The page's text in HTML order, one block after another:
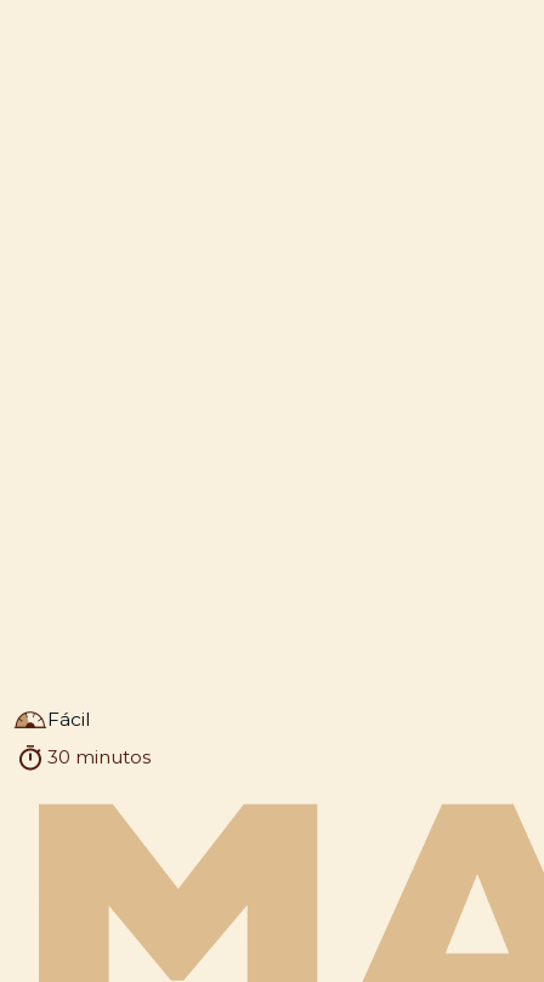
Fácil
30 minutos